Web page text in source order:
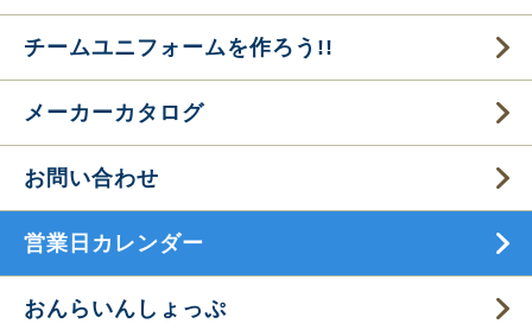
チームユニフォームを作ろう!!
メーカーカタログ
お問い合わせ
営業日カレンダー
おんらいんしょっぷ